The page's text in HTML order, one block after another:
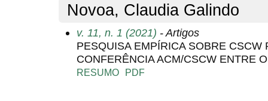
Novoa, Claudia Galindo
v. 11, n. 1 (2021) - Artigos
PESQUISA EMPÍRICA SOBRE CSCW
CONFERÊNCIA ACM/CSCW ENTRE
RESUMO PDF